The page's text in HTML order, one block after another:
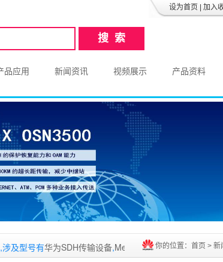
设为首页 加入
品应用 新闻资讯 视频展示 产品资料
型号有华为SDH传输设备,Metro1000 V3,OSN3500,
你的位置： 首页 > 新